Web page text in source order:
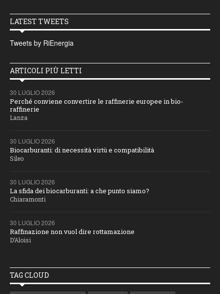
LATEST TWEETS
Tweets by RiEnergia
ARTICOLI PIÙ LETTI
30 LUGLIO 2026
Perché conviene convertire le raffinerie europee in bio-
raffinerie
Lanza
30 LUGLIO 2026
Biocarburanti: di necessità virtù e compatibilità
Sileo
30 LUGLIO 2026
La sfida dei biocarburanti: a che punto siamo?
Chiaramonti
30 LUGLIO 2026
Raffinazione non vuol dire rottamazione
D’Aloisi
TAG CLOUD